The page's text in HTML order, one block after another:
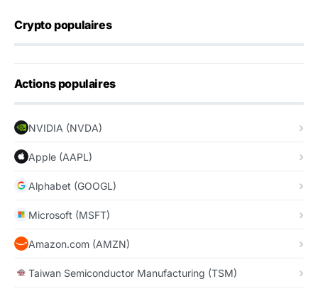
Crypto populaires
Actions populaires
NVIDIA (NVDA)
Apple (AAPL)
Alphabet (GOOGL)
Microsoft (MSFT)
Amazon.com (AMZN)
Taiwan Semiconductor Manufacturing (TSM)